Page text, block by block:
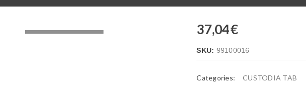
37,04€
SKU: 99100016
Categories: CUSTODIA TAB